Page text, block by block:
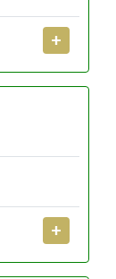
+
+